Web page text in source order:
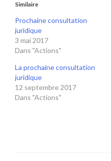
Similaire
Prochaine consultation
juridique
3 mai 2017
Dans "Actions"
La prochaine consultation
juridique
12 septembre 2017
Dans "Actions"